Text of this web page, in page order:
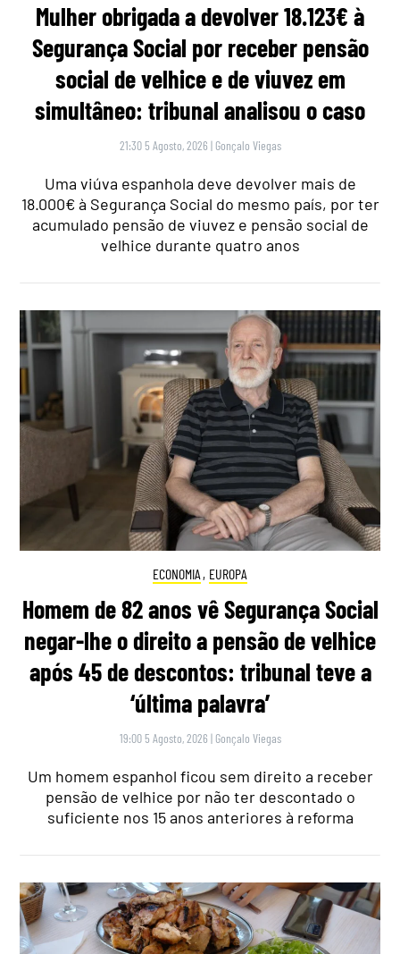
Mulher obrigada a devolver 18.123€ à
Segurança Social por receber pensão
social de velhice e de viuvez em
simultâneo: tribunal analisou o caso
21:30 5 Agosto, 2026 | Gonçalo Viegas
Uma viúva espanhola deve devolver mais de
18.000€ à Segurança Social do mesmo país, por ter
acumulado pensão de viuvez e pensão social de
velhice durante quatro anos
ECONOMIA , EUROPA
Homem de 82 anos vê Segurança Social
negar-lhe o direito a pensão de velhice
após 45 de descontos: tribunal teve a
‘última palavra’
19:00 5 Agosto, 2026 | Gonçalo Viegas
Um homem espanhol ficou sem direito a receber
pensão de velhice por não ter descontado o
suficiente nos 15 anos anteriores à reforma